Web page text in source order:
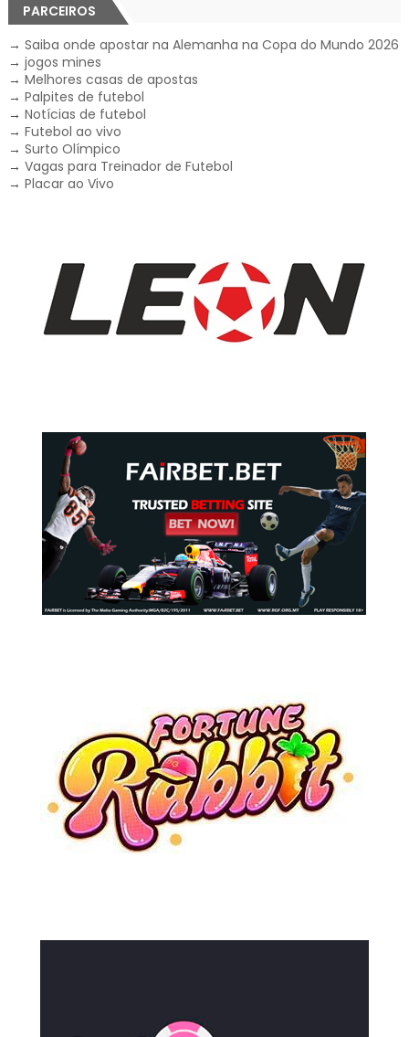
PARCEIROS
→ Saiba onde apostar na Alemanha na Copa do Mundo 2026
→ jogos mines
→ Melhores casas de apostas
→ Palpites de futebol
→ Notícias de futebol
→ Futebol ao vivo
→ Surto Olímpico
→ Vagas para Treinador de Futebol
→ Placar ao Vivo